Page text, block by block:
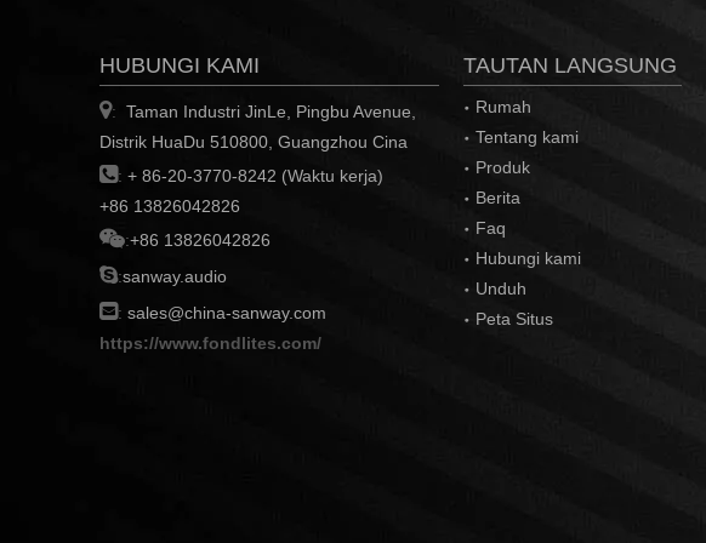
HUBUNGI KAMI
:
Taman Industri JinLe, Pingbu Avenue,
Distrik HuaDu 510800, Guangzhou Cina
: + 86-20-3770-8242 (Waktu kerja)
+86 13826042826
:+86 13826042826
:sanway.audio
: sales@china-sanway.com
https://www.fondlites.com/
TAUTAN LANGSUNG
Rumah
Tentang kami
Produk
Berita
Faq
Hubungi kami
Unduh
Peta Situs